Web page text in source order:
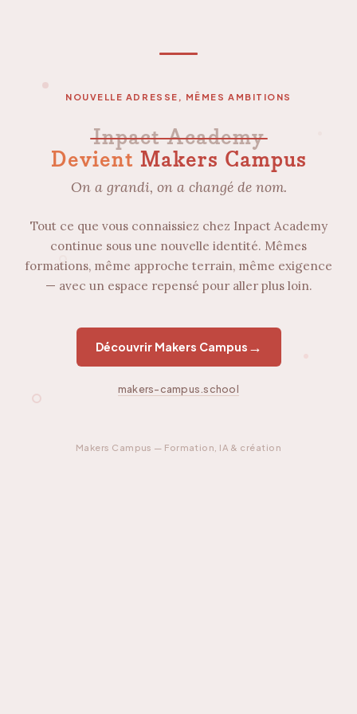
NOUVELLE ADRESSE, MÊMES AMBITIONS
Inpact Academy
Devient Makers Campus
On a grandi, on a changé de nom.
Tout ce que vous connaissiez chez Inpact Academy
continue sous une nouvelle identité. Mêmes
formations, même approche terrain, même exigence
— avec un espace repensé pour aller plus loin.
Découvrir Makers Campus →
makers-campus.school
Makers Campus — Formation, IA & création